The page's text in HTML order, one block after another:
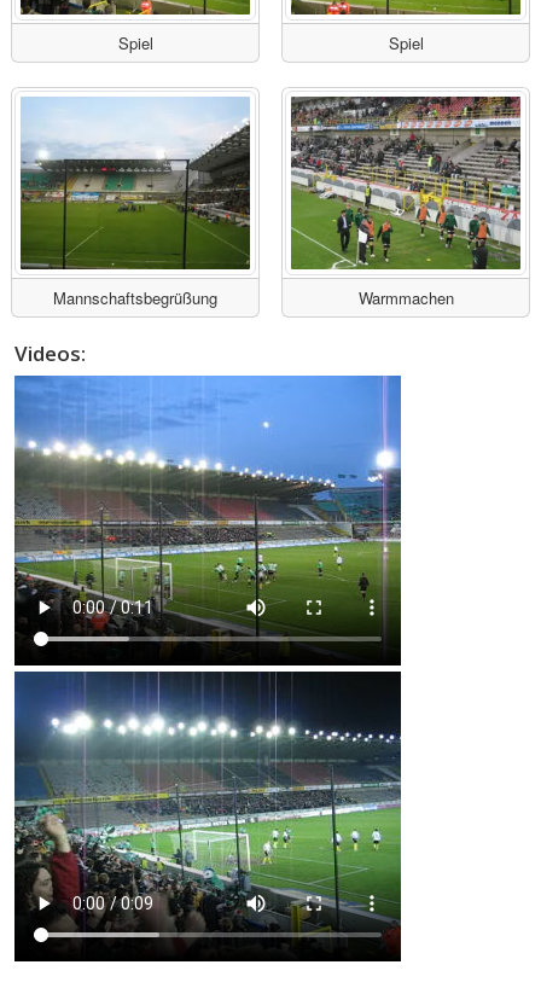
Spiel Spiel
Mannschaftsbegrüßung Warmmachen
Videos: